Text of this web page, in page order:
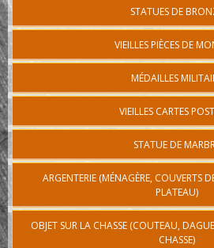
STATUES DE
VIEILLES PIÈCES DE
MÉDAILLES
VIEILLES CARTES
STATUE DE
ARGENTERIE (MÉNAGÈRE, COUVERTS
PLATEAU)
OBJET SUR LA CHASSE (COUTEAU,
CHASSE)